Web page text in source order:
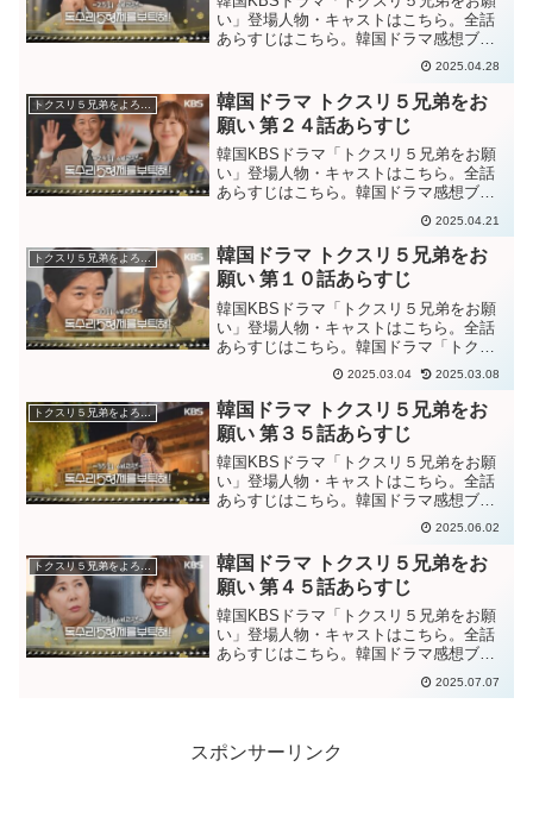
い」登場人物・キャストはこちら。全話
あらすじはこちら。韓国ドラマ感想ブロ
グはこちら。から。韓国ドラマ「トクス
リ５兄弟をお願い」第２５話あらすじト
クスリ酒造を陥れる動画を撮った犯人が
捕まったと分かり、喜ぶ...
2025.04.28
トクスリ５兄弟をよろしく！〜マッコリは甘い恋の味〜
韓国ドラマ トクスリ５兄弟をお
願い 第２４話あらすじ
韓国KBSドラマ「トクスリ５兄弟をお願
い」登場人物・キャストはこちら。全話
あらすじはこちら。韓国ドラマ感想ブロ
グはこちら。から。韓国ドラマ「トクス
リ５兄弟をお願い」第２４話あらすじ昔
横領して逃げたドッコ社長がトクスリ酒
造を買収しようとしてい...
2025.04.21
トクスリ５兄弟をよろしく！〜マッコリは甘い恋の味〜
韓国ドラマ トクスリ５兄弟をお
願い 第１０話あらすじ
韓国KBSドラマ「トクスリ５兄弟をお願
い」登場人物・キャストはこちら。全話
あらすじはこちら。韓国ドラマ「トクス
リ５兄弟をお願い」第１０話あらすじお
礼のマッコリを渡しただけで”賄賂業者”の
ように言うドンソクに納得行かず、怒る
グァンスク。ボムを...
2025.03.04 2025.03.08
韓国ドラマ トクスリ５兄弟をお
願い 第３５話あらすじ
韓国KBSドラマ「トクスリ５兄弟をお願
い」登場人物・キャストはこちら。全話
あらすじはこちら。韓国ドラマ感想ブロ
グはこちら。から。韓国ドラマ「トクス
リ５兄弟をお願い」第３５話あらすじド
ッコ社長から兄たちと親が違うと聞いて
ショックを受けるが、兄...
2025.06.02
トクスリ５兄弟をよろしく！〜マッコリは甘い恋の味〜
韓国ドラマ トクスリ５兄弟をお
願い 第４５話あらすじ
韓国KBSドラマ「トクスリ５兄弟をお願
い」登場人物・キャストはこちら。全話
あらすじはこちら。韓国ドラマ感想ブロ
グはこちら。から。韓国ドラマ「トクス
リ５兄弟をお願い」第４５話あらすじ何
2025.07.07
スポンサーリンク